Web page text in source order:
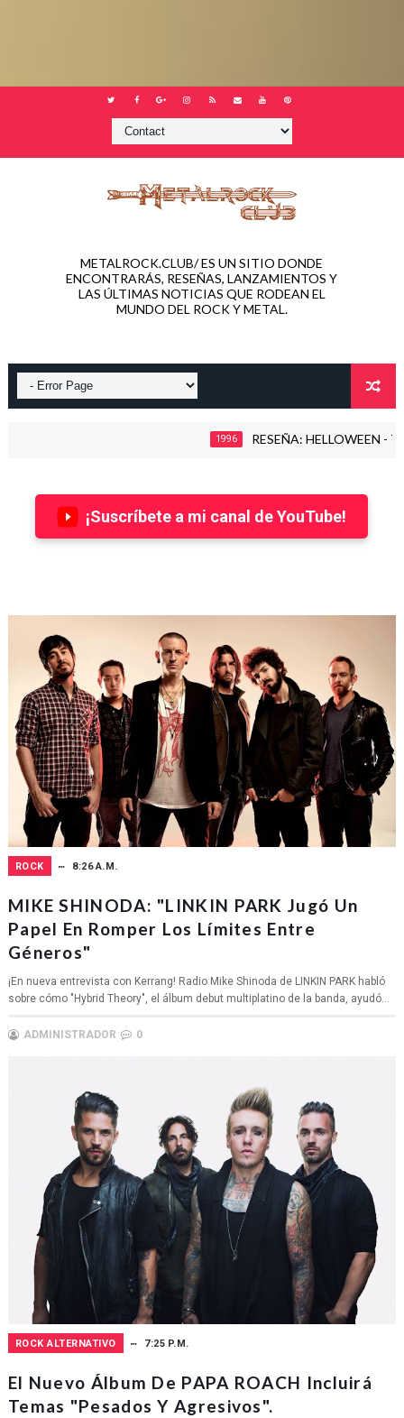
METALROCK.CLUB/ ES UN SITIO DONDE
ENCONTRARÁS, RESEÑAS, LANZAMIENTOS Y
LAS ÚLTIMAS NOTICIAS QUE RODEAN EL
MUNDO DEL ROCK Y METAL.
RESEÑA: HELLOWEEN - THE
¡Suscríbete a mi canal de YouTube!
ROCK 8:26 A.M.
MIKE SHINODA: "LINKIN PARK Jugó Un
Papel En Romper Los Límites Entre
Géneros"
¡En nueva entrevista con Kerrang! Radio Mike Shinoda de LINKIN PARK habló
sobre cómo "Hybrid Theory", el álbum debut multiplatino de la banda, ayudó...
ADMINISTRADOR 0
ROCK ALTERNATIVO 7:25 P.M.
El Nuevo Álbum De PAPA ROACH Incluirá
Temas "pesados ​​y Agresivos".